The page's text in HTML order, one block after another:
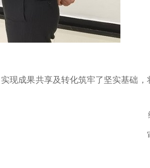
现成果共享及转化筑牢了坚实基础，